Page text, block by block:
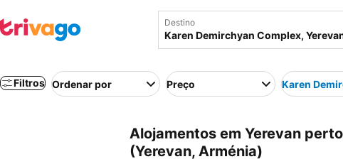
Destino
Filtros Ordenar por Preço Karen
Alojamentos em Yerevan
(Yerevan, Arménia)